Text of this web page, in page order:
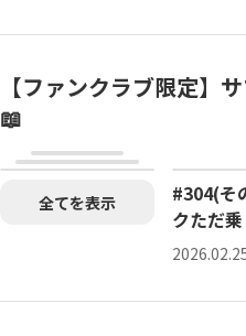
【ファンクラブ限定】
📖
全てを表示
#304(そ
クただ
ゃん